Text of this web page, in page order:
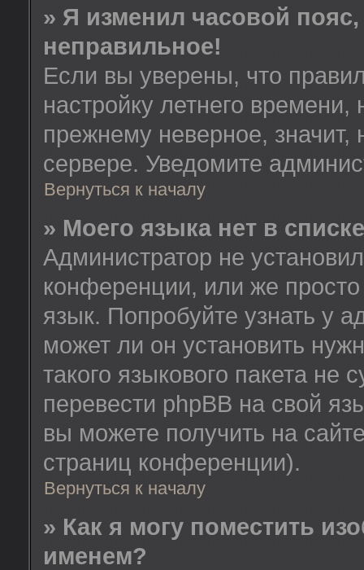
» Я изменил часовой
неправильное!
Если вы уверены, что
настройку летнего
прежнему неверное,
сервере. Уведомите
Вернуться к началу
» Моего языка нет в
Администратор не
конференции, или же
язык. Попробуйте узнать у
может ли он установить
такого языкового пакета не
перевести phpBB на свой
вы можете получить на
страниц конференции).
Вернуться к началу
» Как я могу поместить
именем?